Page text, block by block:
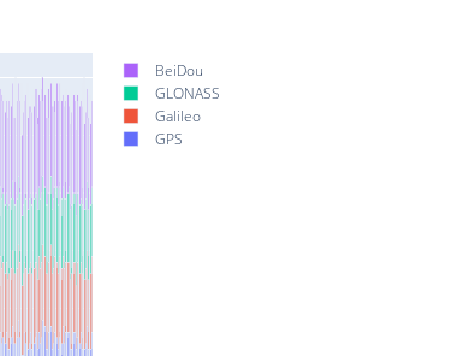
BeiDou
GLONASS
Galileo
GPS